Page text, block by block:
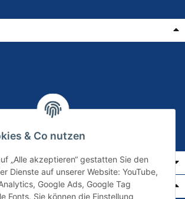
& Co nutzen
„Alle akzeptieren“ gestatten Sie den
Dienste auf unserer Website: YouTube,
Google Ads, Google Tag
Fonts. Sie können die Einstellung